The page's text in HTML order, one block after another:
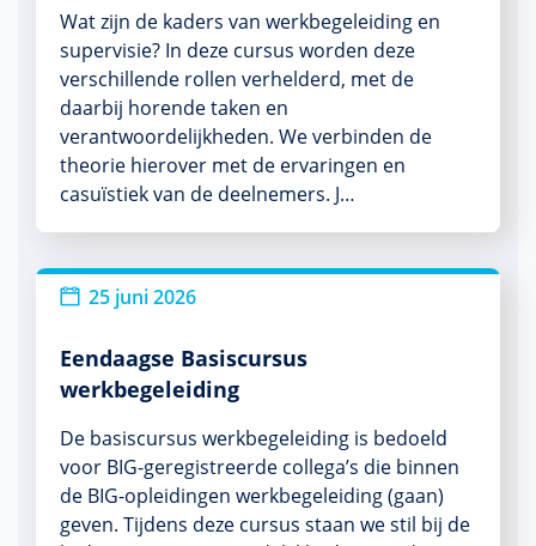
Wat zijn de kaders van werkbegeleiding en
supervisie? In deze cursus worden deze
verschillende rollen verhelderd, met de
daarbij horende taken en
verantwoordelijkheden. We verbinden de
theorie hierover met de ervaringen en
casuïstiek van de deelnemers. J…
25 juni 2026
Eendaagse Basiscursus
werkbegeleiding
De basiscursus werkbegeleiding is bedoeld
voor BIG-geregistreerde collega’s die binnen
de BIG-opleidingen werkbegeleiding (gaan)
geven. Tijdens deze cursus staan we stil bij de